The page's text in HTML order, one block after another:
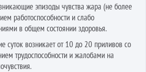
эпизоды чувства жара (не более
работоспособности и слабо
в общем состоянии здоровья.
суток возникает от 10 до 20 приливов со
трудоспособности и жалобами на